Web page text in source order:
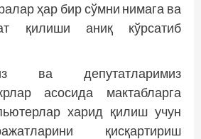
ҳар бир сўмни нимага ва
қилиши аниқ кўрсатиб
ва депутатларимиз
асосида мактабларга
харид қилиш учун
қисқартириш